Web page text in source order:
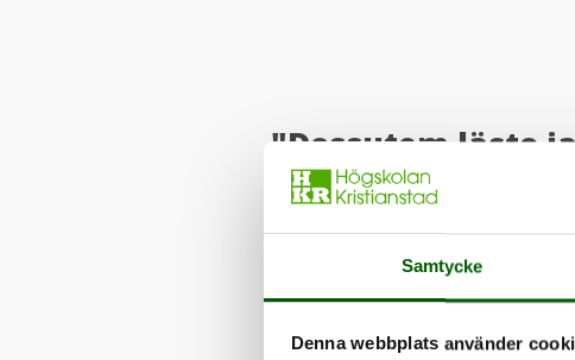
Samtycke
Denna webbplats använder
"Dessutom läste
programmet i
genom sin